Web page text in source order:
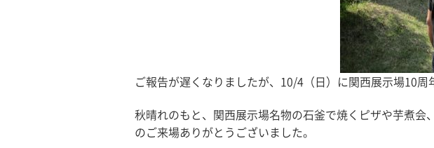
ご報告が遅くなりましたが、10/4（日）に関西展示場10周
秋晴れのもと、関西展示場名物の石釜で焼くピザや芋煮
のご来場ありがとうございました。